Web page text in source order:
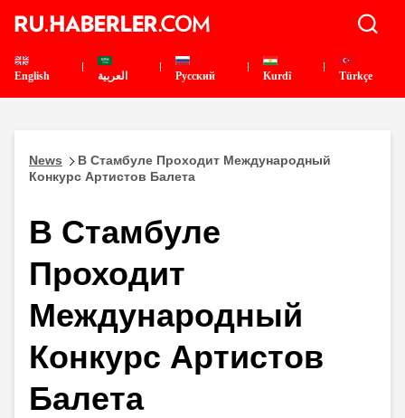
English العربية Pусский Kurdî Türkçe
News
В Стамбуле Проходит Международный
Конкурс Артистов Балета
В Стамбуле
Проходит
Международный
Конкурс Артистов
Балета